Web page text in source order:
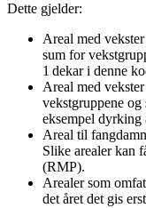
Dette gjelder:
Areal med
sum for
1 dekar i denne
Areal med
vekstgruppene
eksempel dyrking
Areal til
Slike arealer kan
(RMP).
Arealer som
det året det gis